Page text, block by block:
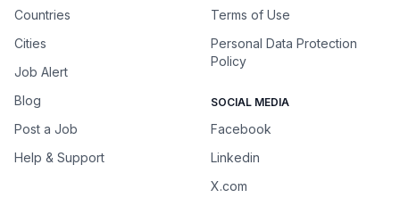
Countries
Cities
Job Alert
Blog
Post a Job
Help & Support
Terms of Use
Personal Data Protection
Policy
SOCIAL MEDIA
Facebook
Linkedin
X.com